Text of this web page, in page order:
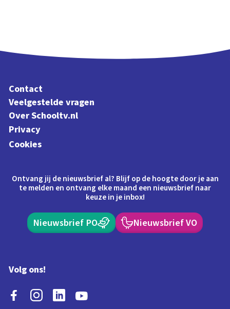
Contact
Veelgestelde vragen
Over Schooltv.nl
Privacy
Cookies
Ontvang jij de nieuwsbrief al? Blijf op de hoogte door je aan
te melden en ontvang elke maand een nieuwsbrief naar
keuze in je inbox!
Nieuwsbrief PO Nieuwsbrief VO
Volg ons!